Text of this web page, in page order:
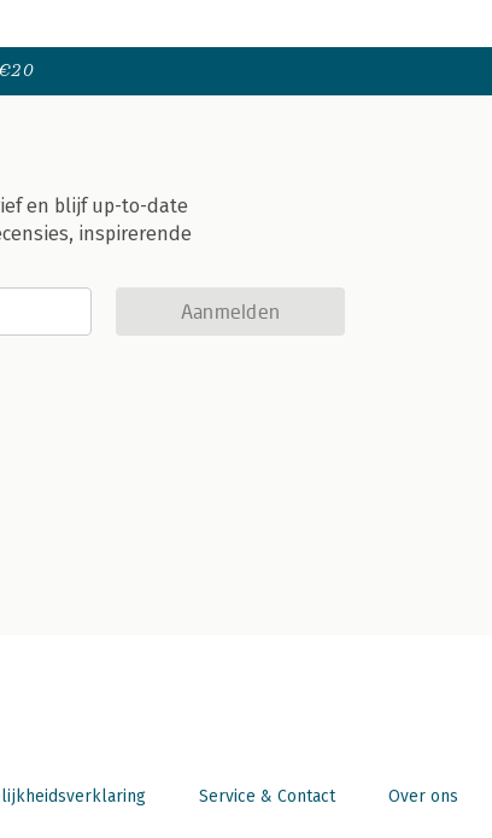
en blijf up-to-date
inspirerende
Aanmelden
Service & Contact Over ons